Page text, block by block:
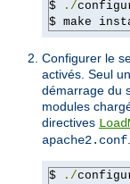
$ ./
$ make
Configurer le
activés. Seul
démarrage du
modules
directives
apache2.conf.
$ ./